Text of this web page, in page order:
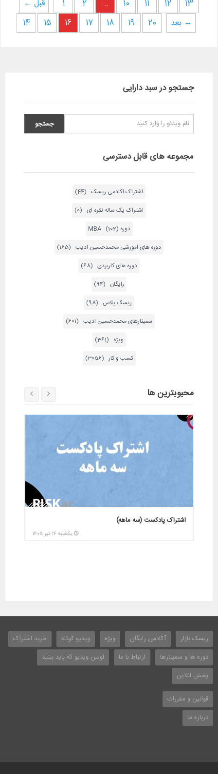
← قبل 1 2 ... 10 11 12
13
14
15 16 17 18 19 20 بعد →
جستجو در سبد دارایی
مجموعه های قابل دسترسی
اشتراک اکادمی ریسک (44)
اشتراک یک ساله نقره ای (0)
دوره MBA (102)
دوره های اموزشی محمدحسین ادیب (165)
دوره های کاربردی (68)
رایگان (94)
ریسک پلاس (98)
سمینارهای محمدحسین ادیب (601)
ویژه (361)
کسب و کار (3056)
محبوبترین ها
دوره پیش بینی تغییرات ژئوپولتیک و خاورمیانه در سال
ریسک بازار آکادمی رایگان ویژه ویدیو کوتاه
خرید اشتراک
دوره ها و سمینارها
ارتباط با ما
اولین ویدیو که باید ببنید
پخش انلاین
قوانین و مقررات
درباره ما